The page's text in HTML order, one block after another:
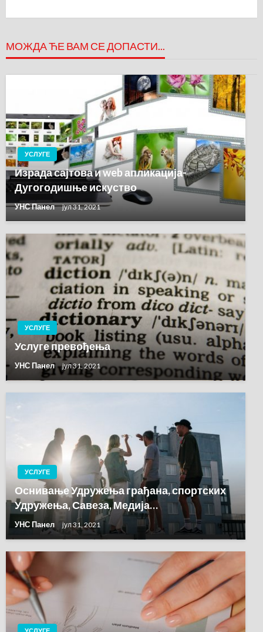
МОЖДА ЋЕ ВАМ СЕ ДОПАСТИ...
УСЛУГЕ
Израда сајтова и web апликација-
Дугогодишње искуство
УНС Панел јул 31, 2021
УСЛУГЕ
Услуге превођења
УНС Панел јул 31, 2021
УСЛУГЕ
Оснивање Удружења грађана, спортских
Удружења, Савеза, Медија…
УНС Панел јул 31, 2021
УСЛУГЕ